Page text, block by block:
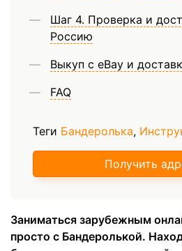
Шаг 4. Проверка и
Россию
Выкуп с eBay и
FAQ
Теги Бандеролька,
Получить
Заниматься зарубежным
просто с Бандеролькой.